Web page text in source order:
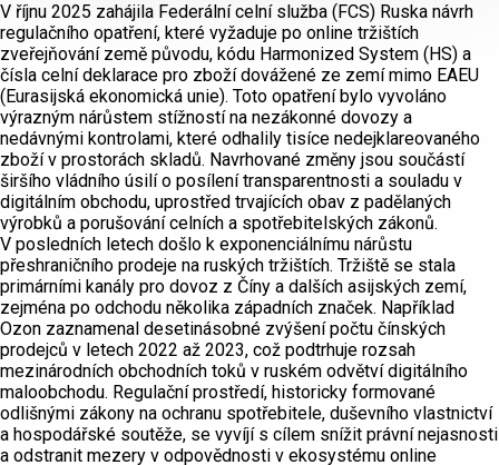
V říjnu 2025 zahájila Federální celní služba (FCS) Ruska návrh
regulačního opatření, které vyžaduje po online tržištích
zveřejňování země původu, kódu Harmonized System (HS) a
čísla celní deklarace pro zboží dovážené ze zemí mimo EAEU
(Eurasijská ekonomická unie). Toto opatření bylo vyvoláno
výrazným nárůstem stížností na nezákonné dovozy a
nedávnými kontrolami, které odhalily tisíce nedejklareovaného
zboží v prostorách skladů. Navrhované změny jsou součástí
širšího vládního úsilí o posílení transparentnosti a souladu v
digitálním obchodu, uprostřed trvajících obav z padělaných
výrobků a porušování celních a spotřebitelských zákonů.
V posledních letech došlo k exponenciálnímu nárůstu
přeshraničního prodeje na ruských tržištích. Tržiště se stala
primárními kanály pro dovoz z Číny a dalších asijských zemí,
zejména po odchodu několika západních značek. Například
Ozon zaznamenal desetinásobné zvýšení počtu čínských
prodejců v letech 2022 až 2023, což podtrhuje rozsah
mezinárodních obchodních toků v ruském odvětví digitálního
maloobchodu. Regulační prostředí, historicky formované
odlišnými zákony na ochranu spotřebitele, duševního vlastnictví
a hospodářské soutěže, se vyvíjí s cílem snížit právní nejasnosti
a odstranit mezery v odpovědnosti v ekosystému online